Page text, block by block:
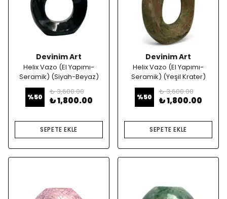
Devinim Art
Helix Vazo (El Yapımı-
Seramik) (Siyah-Beyaz)
%50
₺ 3,600.00
₺ 1,800.00
SEPETE EKLE
Devinim Art
Helix Vazo (El Yapımı-
Seramik) (Yeşil Krater)
%50
₺ 3,600.00
₺ 1,800.00
SEPETE EKLE